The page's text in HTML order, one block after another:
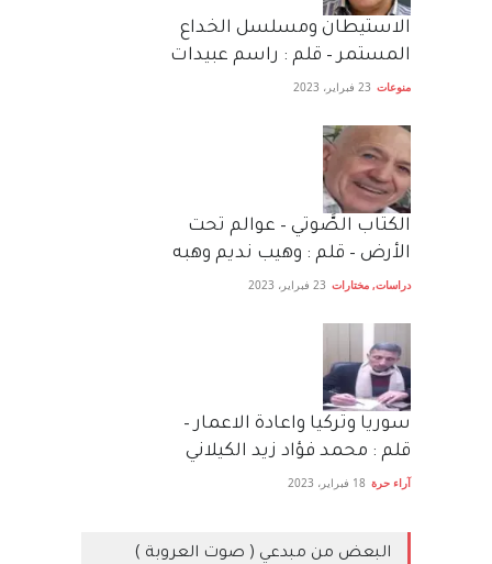
الاستيطان ومسلسل الخداع
المستمر – قلم : راسم عبيدات
منوعات 23 فبراير، 2023
الكتاب الصَّوتي – عوالم تحت
الأرض – قلم : وهيب نديم وهبه
دراسات, مختارات 23 فبراير، 2023
سوريا وتركيا واعادة الاعمار –
قلم : محمد فؤاد زيد الكيلاني
آراء حرة 18 فبراير، 2023
البعض من مبدعي ( صوت العروبة )